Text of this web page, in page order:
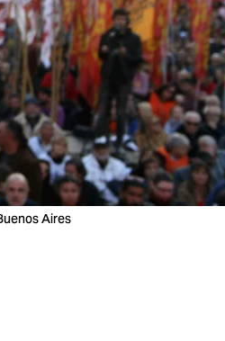
Aires